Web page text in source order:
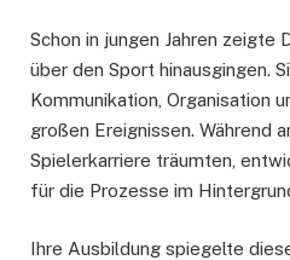
Schon in jungen Jahren zeigte
über den Sport hinausgingen.
Kommunikation, Organisation
großen Ereignissen. Während
Spielerkarriere träumten,
für die Prozesse im
Ihre Ausbildung spiegelte